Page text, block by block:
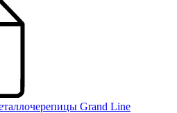
Grand Line